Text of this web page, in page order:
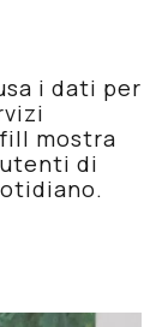
i dati per
mostra
di